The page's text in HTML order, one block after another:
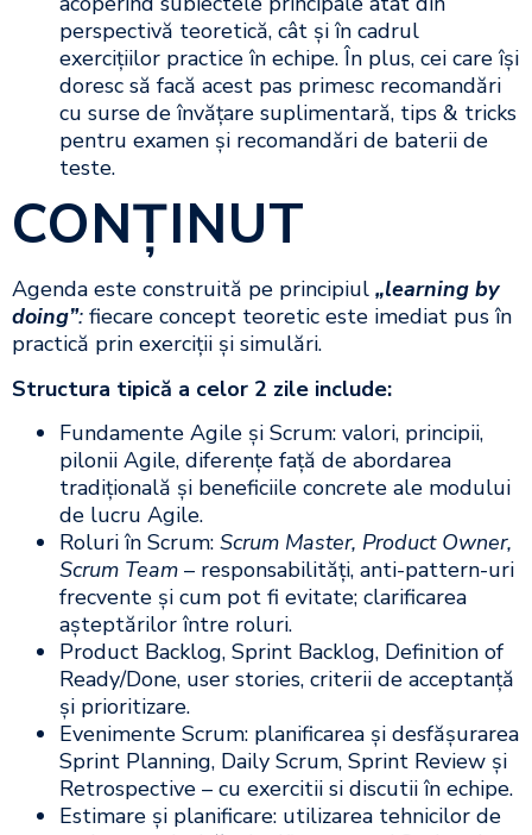
perspectivă teoretică, cât și în cadrul
exercițiilor practice în echipe. În plus, cei care își
doresc să facă acest pas primesc recomandări
cu surse de învățare suplimentară, tips & tricks
pentru examen și recomandări de baterii de
teste.
CONŢINUT
Agenda este construită pe principiul „learning by
doing”: fiecare concept teoretic este imediat pus în
practică prin exerciții și simulări.
Structura tipică a celor 2 zile include:​
Fundamente Agile și Scrum: valori, principii,
pilonii Agile, diferențe față de abordarea
tradițională și beneficiile concrete ale modului
de lucru Agile.​
Roluri în Scrum: Scrum Master, Product Owner,
Scrum Team – responsabilități, anti-pattern-uri
frecvente și cum pot fi evitate; clarificarea
așteptărilor între roluri.​
Product Backlog, Sprint Backlog, Definition of
Ready/Done, user stories, criterii de acceptanță
și prioritizare.​
Evenimente Scrum: planificarea și desfășurarea
Sprint Planning, Daily Scrum, Sprint Review și
Retrospective – cu exercitii si discutii în echipe.​
Estimare și planificare: utilizarea tehnicilor de